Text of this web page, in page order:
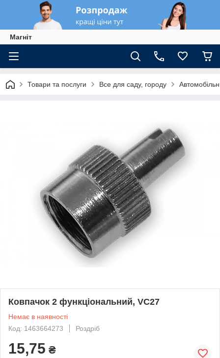
Магніт
Товари та послуги Все для саду, городу
Ковпачок 2 функціональний, VC27
Немає в наявності
Код: 1463664273
Роздріб
15,75 ₴